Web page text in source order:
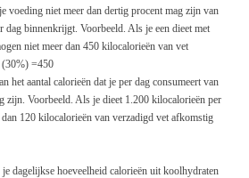
voeding niet meer dan dertig procent mag zijn van
dag binnenkrijgt. Voorbeeld. Als je een dieet met
niet meer dan 450 kilocalorieën van vet
=450
het aantal calorieën dat je per dag consumeert van
zijn. Voorbeeld. Als je dieet 1.200 kilocalorieën per
120 kilocalorieën van verzadigd vet afkomstig
dagelijkse hoeveelheid calorieën uit koolhydraten